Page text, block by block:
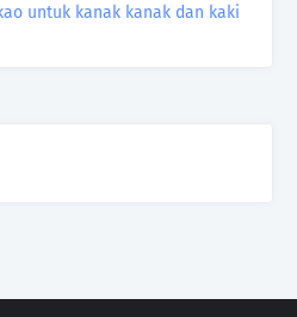
untuk kanak kanak dan kaki